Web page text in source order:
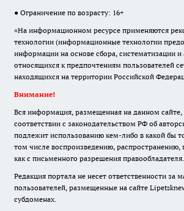
● Ограничение по возрасту: 16+
«На информационном ресурсе применяются
технологии (информационные технологии
информации на основе сбора, систематизации и
относящихся к предпочтениям пользователей
находящихся на территории Российской
Внимание!
Вся информация, размещенная на данном сайте,
соответствии с законодательством РФ об
подлежит использованию кем-либо в какой бы
том числе воспроизведению, распространению,
как с письменного разрешения правообладателя.
Редакция портала не несет ответственности за
пользователей, размещенные на сайте
субдоменах.